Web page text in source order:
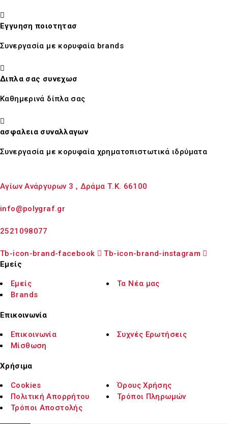
Εγγυηση ποιοτητασ
Συνεργασία με κορυφαία brands
Διπλα σας συνεχωσ
Καθημερινά δίπλα σας
ασφαλεια συναλλαγων
Συνεργασία με κορυφαία χρηματοπιστωτικά ιδρύματα
Αγίων Ανάργυρων 3 , Δράμα Τ.Κ. 66100
info@polygraf.gr
2521098077
Tb-icon-brand-facebook
Tb-icon-brand-instagram
Εμείς
Εμείς
Τα Νέα μας
Brands
Επικοινωνία
Επικοινωνία
Συχνές Ερωτήσεις
Μίσθωση
Χρήσιμα
Cookies
Όρους Χρήσης
Πολιτική Απορρήτου
Τρόποι Πληρωμών
Τρόποι Αποστολής